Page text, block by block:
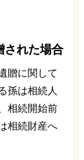
された場合
贈に関して
孫は相続人
相続開始前
相続財産へ